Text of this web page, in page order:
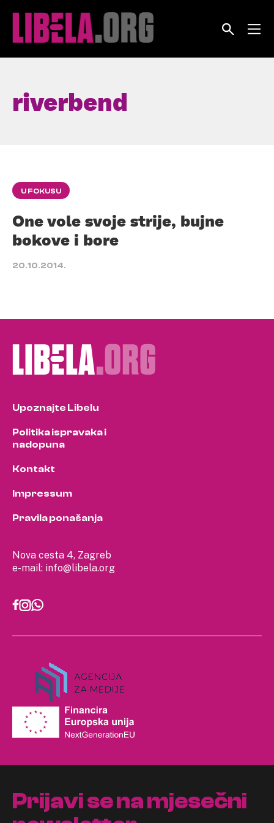
riverbend
U FOKUSU
One vole svoje strije, bujne
bokove i bore
20.10.2014.
Nova cesta 4, Zagreb
e-mail: info@libela.org
Upoznajte Libelu
Politika ispravaka i
nadopuna
Kontakt
Impressum
Pravila ponašanja
Prijavi se na mjesečni